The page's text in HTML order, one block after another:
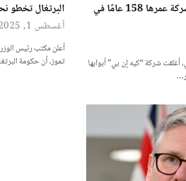
اختراق كلمة مرور يؤدي لانهيار شركة عمرها 158 عامًا في
شركة “كيه إن بي” أبوابها
البرتغال تخطو
أغسطس 1, 2025
تموز، أن حكومة